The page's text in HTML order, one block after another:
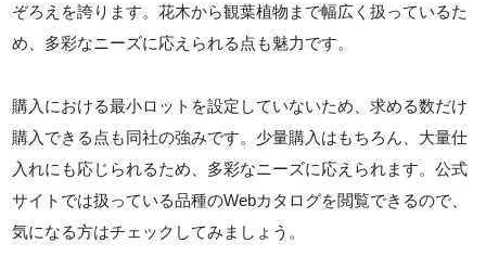
ぞろえを誇ります。花木から観葉植物まで幅広く扱っているた
め、多彩なニーズに応えられる点も魅力です。
購入における最小ロットを設定していないため、求める数だけ
購入できる点も同社の強みです。少量購入はもちろん、大量仕
入れにも応じられるため、多彩なニーズに応えられます。公式
サイトでは扱っている品種のWebカタログを閲覧できるので、
気になる方はチェックしてみましょう。